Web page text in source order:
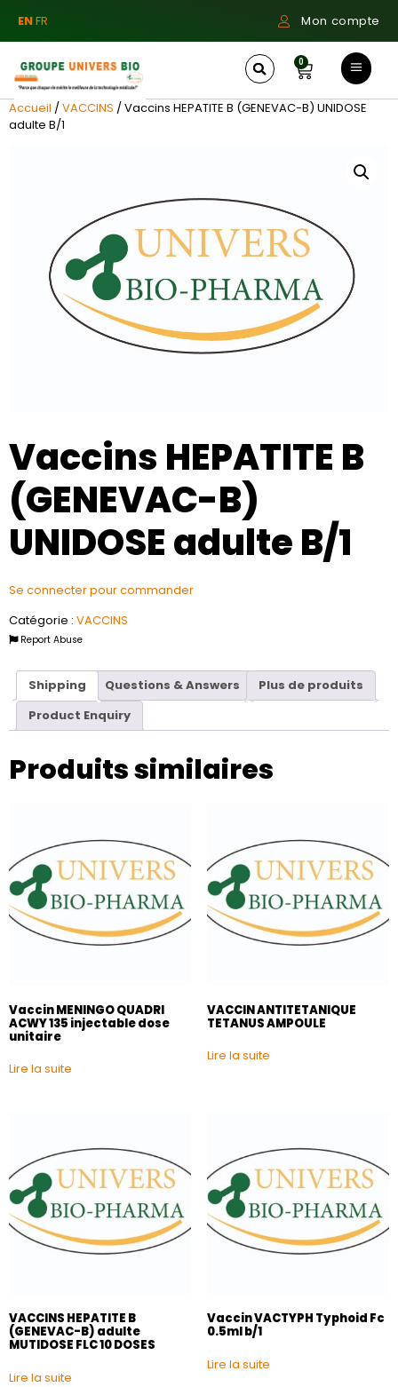
ENFR Mon compte
0
Accueil /VACCINS / Vaccins HEPATITE B (GENEVAC-B) UNIDOSE
adulte B/1
Vaccins HEPATITE B
(GENEVAC-B)
UNIDOSE adulte B/1
Se connecter pour commander
Catégorie : VACCINS
Report Abuse
Shipping Questions & Answers
Plus de produits
Product Enquiry
Produits similaires
Vaccin MENINGO QUADRI
ACWY 135 injectable dose
unitaire
Lire la suite
VACCIN ANTITETANIQUE
TETANUS AMPOULE
Lire la suite
VACCINS HEPATITE B
(GENEVAC-B) adulte
MUTIDOSE FLC 10 DOSES
Lire la suite
Vaccin VACTYPH Typhoid Fc
0.5ml b/1
Lire la suite